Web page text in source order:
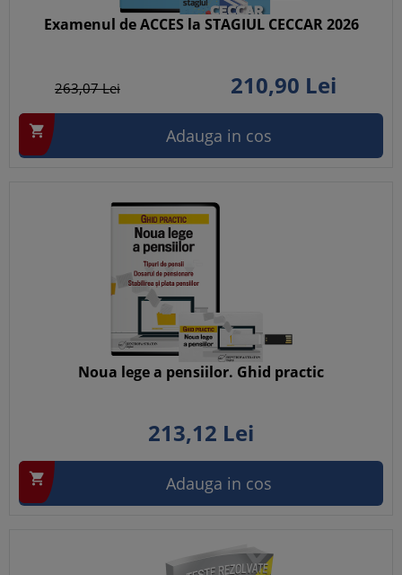
Examenul de ACCES la STAGIUL CECCAR 2026
263,07Lei 210,90 Lei
 Adauga in cos
Noua lege a pensiilor. Ghid practic
213,12 Lei
 Adauga in cos